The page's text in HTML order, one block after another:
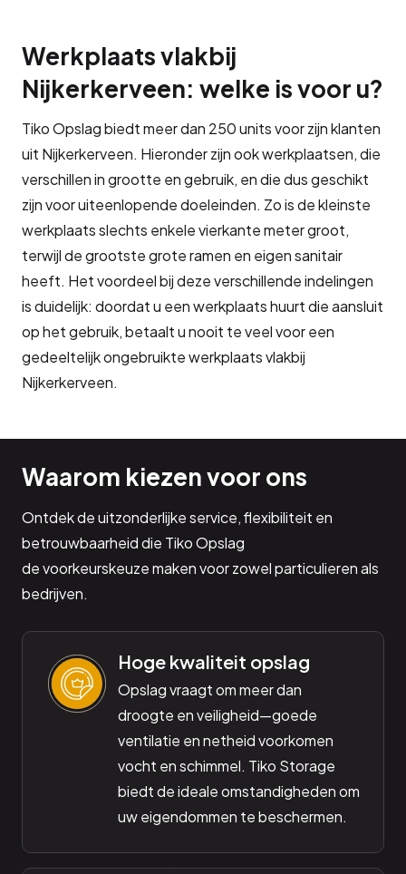
Werkplaats vlakbij
Nijkerkerveen: welke is voor u?
Tiko Opslag biedt meer dan 250 units voor zijn klanten
uit Nijkerkerveen. Hieronder zijn ook werkplaatsen, die
verschillen in grootte en gebruik, en die dus geschikt
zijn voor uiteenlopende doeleinden. Zo is de kleinste
werkplaats slechts enkele vierkante meter groot,
terwijl de grootste grote ramen en eigen sanitair
heeft. Het voordeel bij deze verschillende indelingen
is duidelijk: doordat u een werkplaats huurt die aansluit
op het gebruik, betaalt u nooit te veel voor een
gedeeltelijk ongebruikte werkplaats vlakbij
Nijkerkerveen.
Waarom kiezen voor ons
Ontdek de uitzonderlijke service, flexibiliteit en
betrouwbaarheid die Tiko Opslag
de voorkeurskeuze maken voor zowel particulieren als
bedrijven.
Hoge kwaliteit opslag
Opslag vraagt om meer dan
droogte en veiligheid—goede
ventilatie en netheid voorkomen
vocht en schimmel. Tiko Storage
biedt de ideale omstandigheden om
uw eigendommen te beschermen.